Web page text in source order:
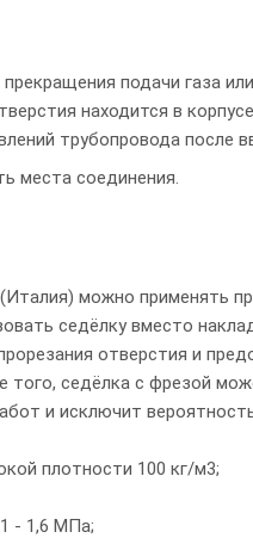
подачи газа
находится в
трубопровода после
места соединения.
можно применять
седёлку вместо
отверстия и
того, седёлка с фрезой
и исключит
плотности 100 кг/м3;
- 1,6 МПа;